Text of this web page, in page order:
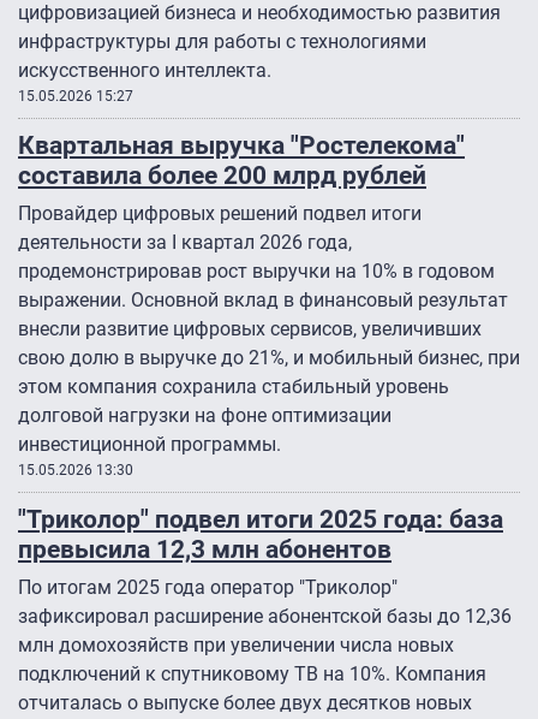
цифровизацией бизнеса и необходимостью развития
инфраструктуры для работы с технологиями
искусственного интеллекта.
15.05.2026 15:27
Квартальная выручка "Ростелекома"
составила более 200 млрд рублей
Провайдер цифровых решений подвел итоги
деятельности за I квартал 2026 года,
продемонстрировав рост выручки на 10% в годовом
выражении. Основной вклад в финансовый результат
внесли развитие цифровых сервисов, увеличивших
свою долю в выручке до 21%, и мобильный бизнес, при
этом компания сохранила стабильный уровень
долговой нагрузки на фоне оптимизации
инвестиционной программы.
15.05.2026 13:30
"Триколор" подвел итоги 2025 года: база
превысила 12,3 млн абонентов
По итогам 2025 года оператор "Триколор"
зафиксировал расширение абонентской базы до 12,36
млн домохозяйств при увеличении числа новых
подключений к спутниковому ТВ на 10%. Компания
отчиталась о выпуске более двух десятков новых